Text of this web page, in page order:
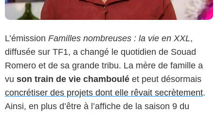
L’émission Familles nombreuses : la vie en XXL,
diffusée sur TF1, a changé le quotidien de Souad
Romero et de sa grande tribu. La mère de famille a
vu son train de vie chamboulé et peut désormais
concrétiser des projets dont elle rêvait secrètement.
Ainsi, en plus d’être à l’affiche de la saison 9 du